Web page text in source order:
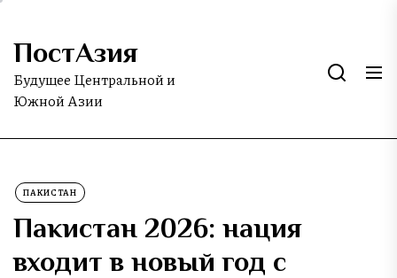
Skip
the
content
ПостАзия
Будущее Центральной и
Южной Азии
ПАКИСТАН
Пакистан 2026: нация
входит в новый год с